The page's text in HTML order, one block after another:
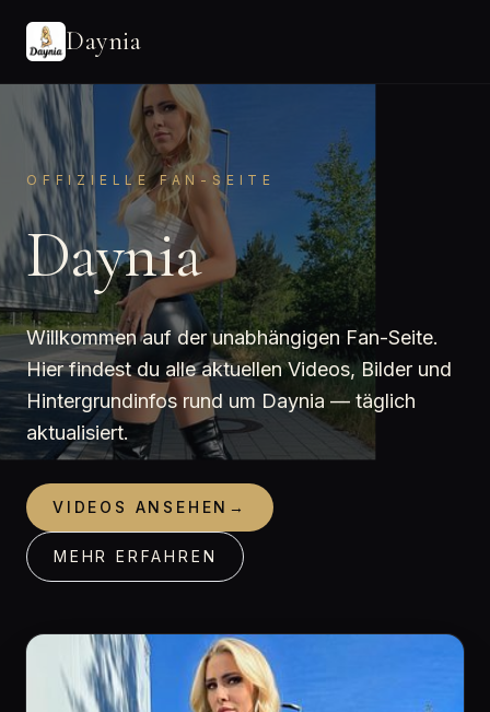
Daynia
OFFIZIELLE FAN-SEITE
Daynia
Willkommen auf der unabhängigen Fan-Seite.
Hier findest du alle aktuellen Videos, Bilder und
Hintergrundinfos rund um Daynia — täglich
aktualisiert.
VIDEOS ANSEHEN →
MEHR ERFAHREN